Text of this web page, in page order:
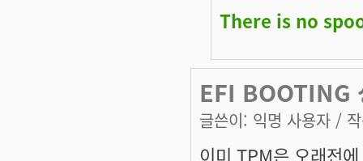
There is no
EFI BOOTING
글쓴이: 익명 사용자 /
이미 TPM은 오래전